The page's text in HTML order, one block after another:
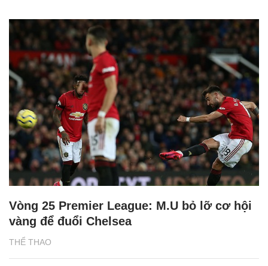
THỂ THAO
Vòng 25 Premier League: M.U bỏ lỡ cơ hội
vàng để đuổi Chelsea